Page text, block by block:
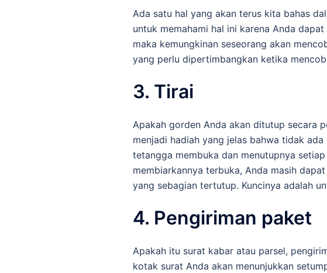
Ada satu hal yang akan terus kita bahas
untuk memahami hal ini karena Anda
maka kemungkinan seseorang akan
yang perlu dipertimbangkan ketika
3. Tirai
Apakah gorden Anda akan ditutup secara
menjadi hadiah yang jelas bahwa tidak
tetangga membuka dan menutupnya
membiarkannya terbuka, Anda masih
yang sebagian tertutup. Kuncinya adalah
4. Pengiriman paket
Apakah itu surat kabar atau parsel,
kotak surat Anda akan menunjukkan